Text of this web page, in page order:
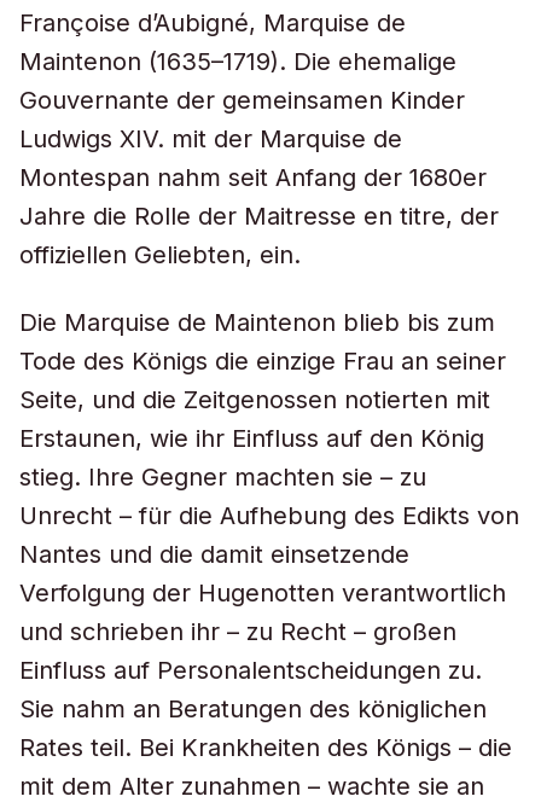
Françoise d’Aubigné, Marquise de
Maintenon (1635–1719). Die ehemalige
Gouvernante der gemeinsamen Kinder
Ludwigs XIV. mit der Marquise de
Montespan nahm seit Anfang der 1680er
Jahre die Rolle der Maitresse en titre, der
offiziellen Geliebten, ein.
Die Marquise de Maintenon blieb bis zum
Tode des Königs die einzige Frau an seiner
Seite, und die Zeitgenossen notierten mit
Erstaunen, wie ihr Einfluss auf den König
stieg. Ihre Gegner machten sie – zu
Unrecht – für die Aufhebung des Edikts von
Nantes und die damit einsetzende
Verfolgung der Hugenotten verantwortlich
und schrieben ihr – zu Recht – großen
Einfluss auf Personalentscheidungen zu.
Sie nahm an Beratungen des königlichen
Rates teil. Bei Krankheiten des Königs – die
mit dem Alter zunahmen – wachte sie an